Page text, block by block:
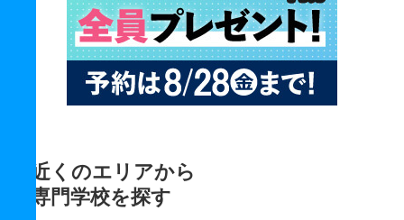
近くのエリアから
専門学校を探す